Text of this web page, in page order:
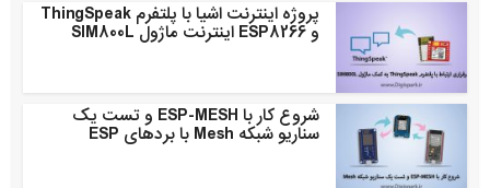
پروژه اینترنت اشیا با پلتفرم ThingSpeak
و ESP8266 اینترنت ماژول SIM800L
شروع کار با ESP-MESH و تست یک
سناریو شبکه Mesh با بردهای ESP